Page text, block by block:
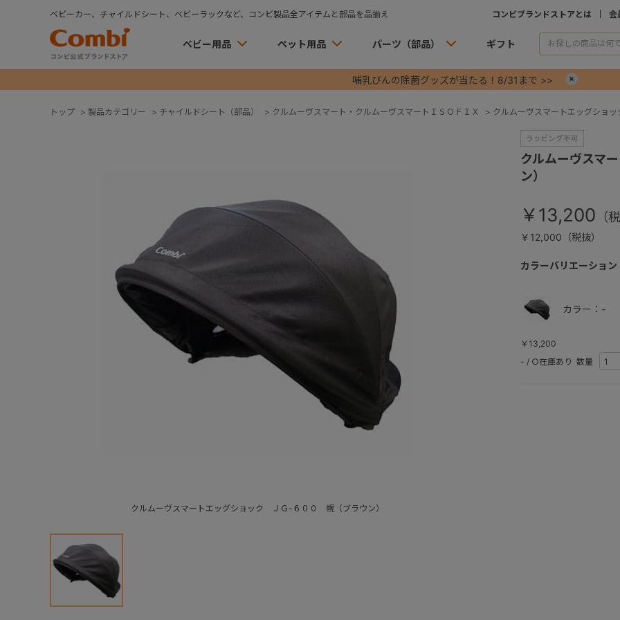
ベビーカー、チャイルドシート、ベビーラックなど、コンビ製品全アイテムと部品を品揃え コンビブランドストアとは 会
ベビー用品 ペット用品 パーツ（部品） ギフト
哺乳びんの除菌グッズが当たる！8/31まで >>
トップ > 製品カテゴリー > チャイルドシート（部品） > クルムーヴスマート・クルムーヴスマートＩＳＯＦＩＸ > クルムーヴスマートエッグショ
クルムーヴスマートエッグショック ＪＧ-６００ 幌（ブラウン）
クルムーヴスマ
ン）
￥13,200
￥12,000（税抜）
カラーバリエーション
カラー：-
￥13,200
- / ○在庫あり 数量